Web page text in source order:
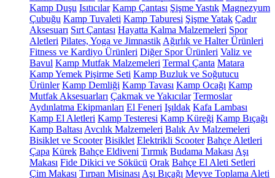
Kamp Duşu Isıtıcılar Kamp Çantası Şişme Yastık Magnezyum
Çubuğu Kamp Tuvaleti Kamp Taburesi Şişme Yatak Çadır
Aksesuarı Sırt Çantası Hayatta Kalma Malzemeleri Spor
Aletleri Pilates, Yoga ve Jimnastik Ağırlık ve Halter Ürünleri
Fitness ve Kardiyo Ürünleri Diğer Spor Ürünleri Valiz ve
Bavul Kamp Mutfak Malzemeleri Termal Çanta Matara
Kamp Yemek Pişirme Seti Kamp Buzluk ve Soğutucu
Ürünler Kamp Demliği Kamp Tavası Kamp Ocağı Kamp
Mutfak Aksesuarları Çakmak ve Yakıcılar Termoslar
Aydınlatma Ekipmanları El Feneri Işıldak Kafa Lambası
Kamp El Aletleri Kamp Testeresi Kamp Küreği Kamp Bıçağı
Kamp Baltası Avcılık Malzemeleri Balık Av Malzemeleri
Bisiklet ve Scooter Bisiklet Elektrikli Scooter Bahçe Aletleri
Çapa Kürek Bahçe Eldiveni Tırmık Budama Makası Aşı
Makası Fide Dikici ve Sökücü Orak Bahçe El Aleti Setleri
Çim Makası Tırpan Misinası Aşı Bıçağı Meyve Toplama Aleti